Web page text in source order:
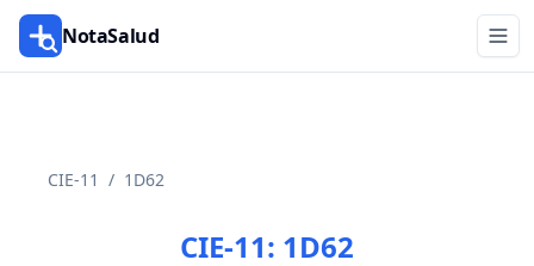
NotaSalud
CIE-11 / 1D62
CIE-11: 1D62